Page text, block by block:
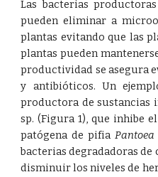
Las bacterias
pueden eliminar a
plantas evitando que las
plantas pueden
productividad se asegura
y antibióticos. Un
productora de sustancias
sp. (Figura 1), que inhibe
patógena de pifia
bacterias degradadoras
disminuir los niveles de